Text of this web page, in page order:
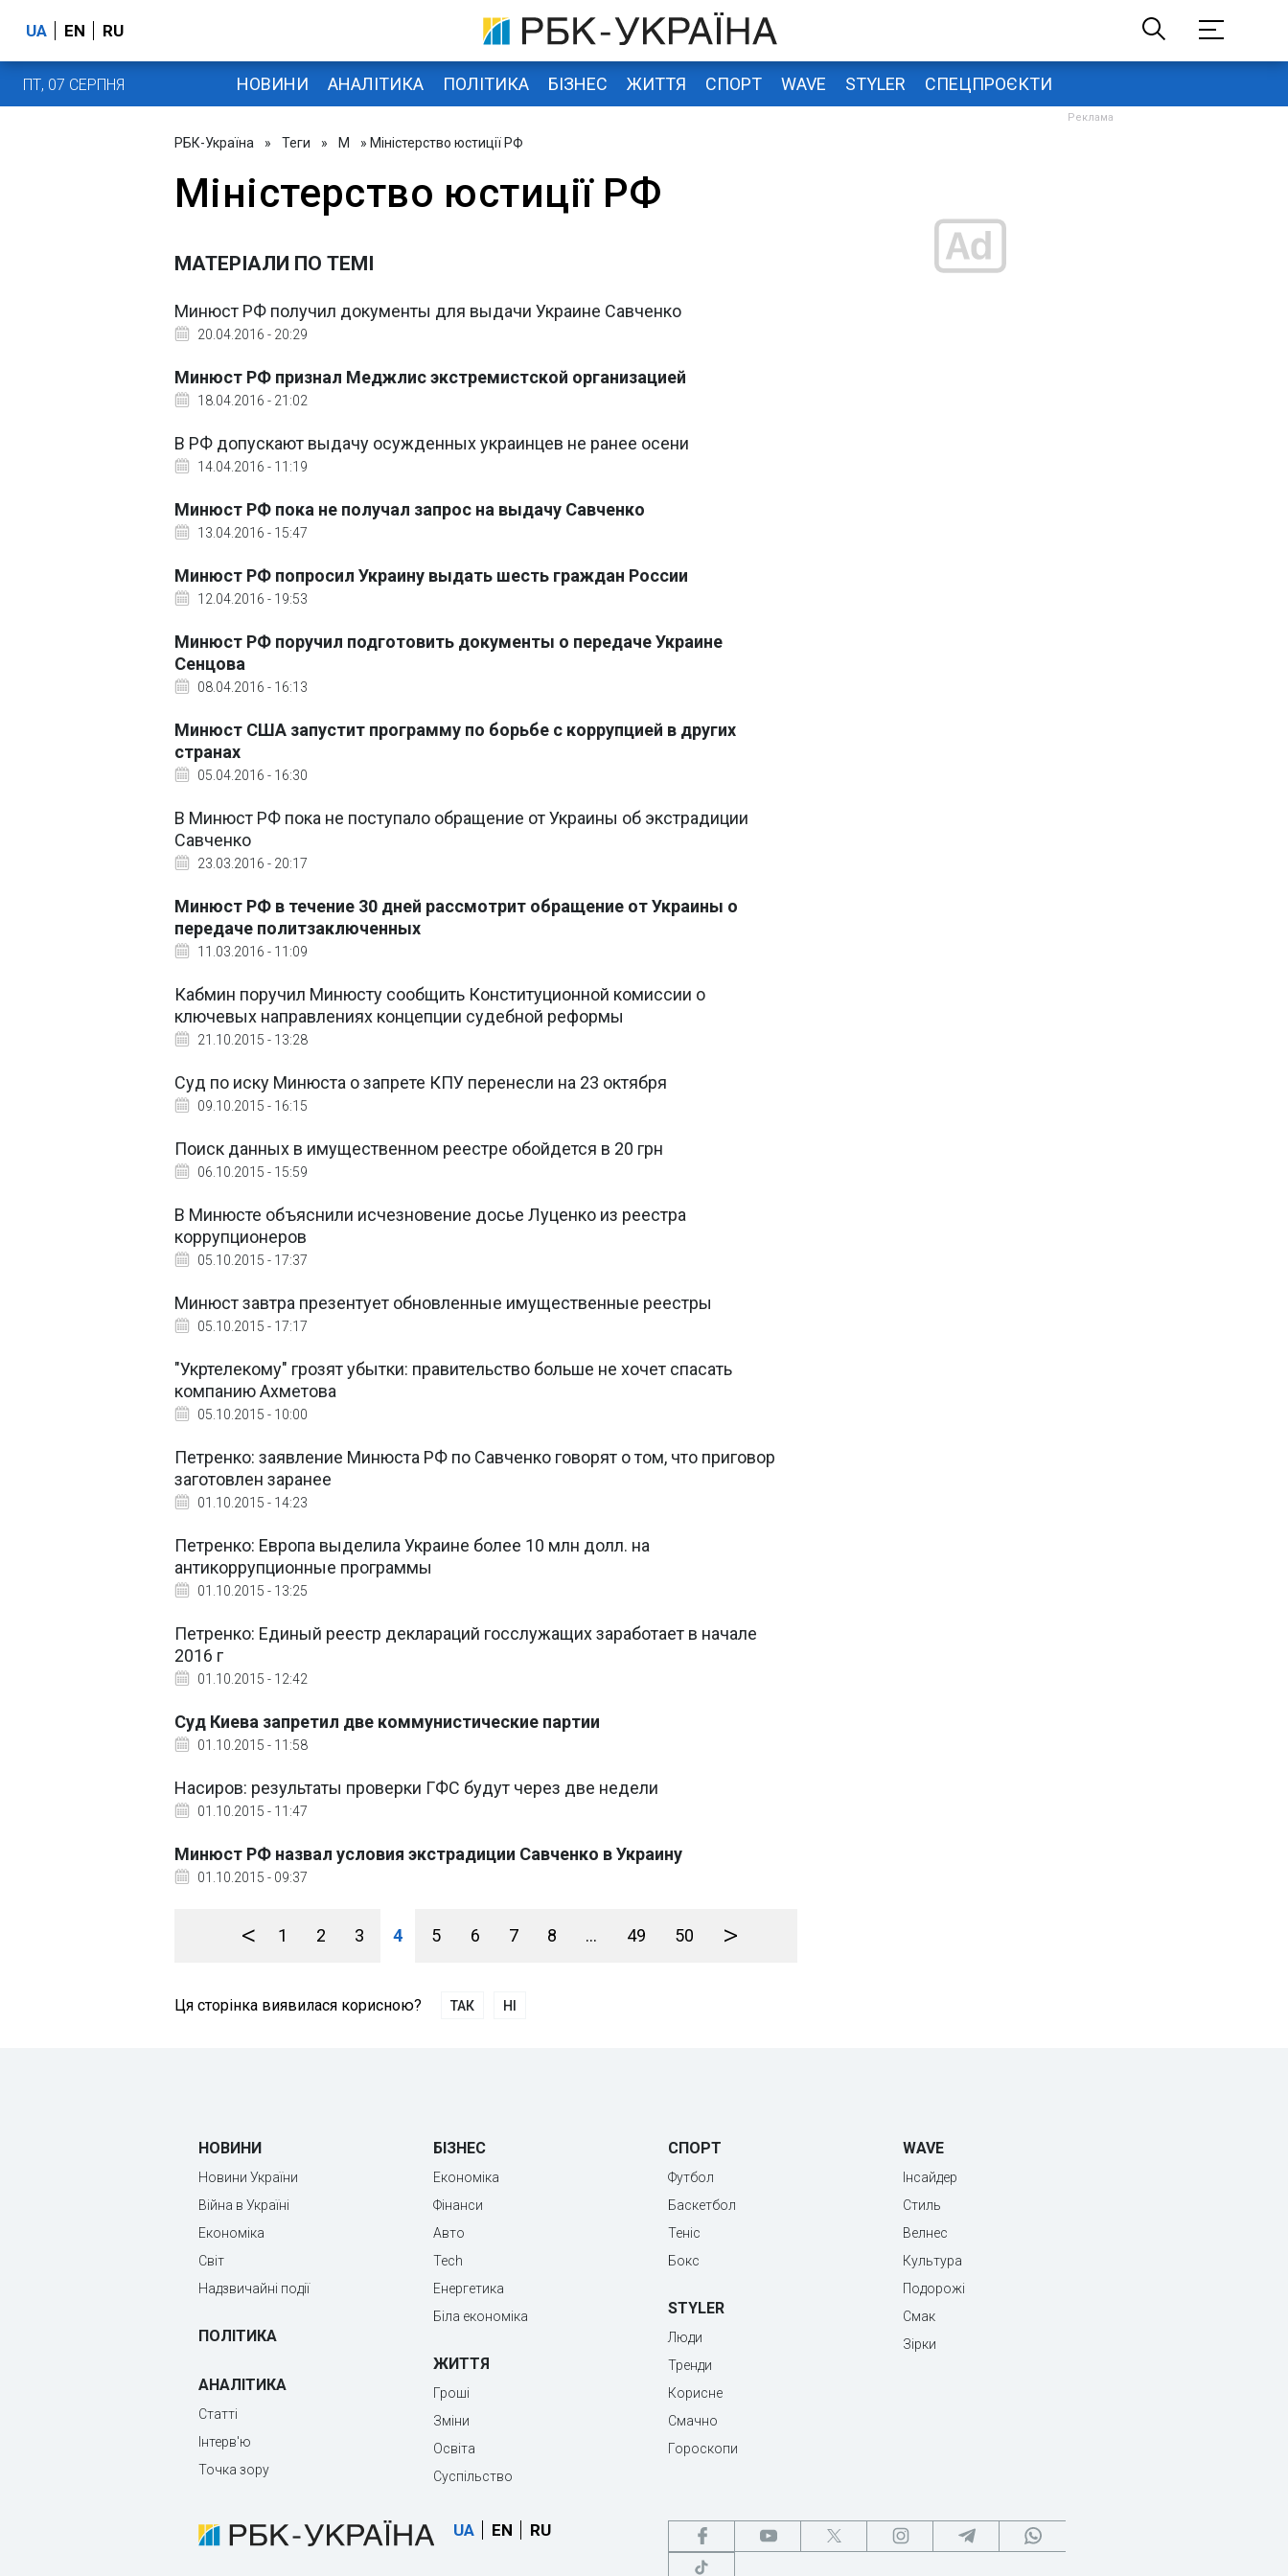
UA EN RU
ПТ, 07 СЕРПНЯ НОВИНИ АНАЛІТИКА ПОЛІТИКА БІЗНЕС ЖИТТЯ СПОРТ WAVE STYLER СПЕЦПРОЄКТИ
РБК-Україна » Теги » М » Міністерство юстиції РФ
Міністерство юстиції РФ
МАТЕРІАЛИ ПО ТЕМІ
Минюст РФ получил документы для выдачи Украине Савченко
20.04.2016 - 20:29
Минюст РФ признал Меджлис экстремистcкой организацией
18.04.2016 - 21:02
В РФ допускают выдачу осужденных украинцев не ранее осени
14.04.2016 - 11:19
Минюст РФ пока не получал запрос на выдачу Савченко
13.04.2016 - 15:47
Минюст РФ попросил Украину выдать шесть граждан России
12.04.2016 - 19:53
Минюст РФ поручил подготовить документы о передаче Украине
Сенцова
08.04.2016 - 16:13
Минюст США запустит программу по борьбе с коррупцией в других
странах
05.04.2016 - 16:30
В Минюст РФ пока не поступало обращение от Украины об экстрадиции
Савченко
23.03.2016 - 20:17
Минюст РФ в течение 30 дней рассмотрит обращение от Украины о
передаче политзаключенных
11.03.2016 - 11:09
Кабмин поручил Минюсту сообщить Конституционной комиссии о
ключевых направлениях концепции судебной реформы
21.10.2015 - 13:28
Суд по иску Минюста о запрете КПУ перенесли на 23 октября
09.10.2015 - 16:15
Поиск данных в имущественном реестре обойдется в 20 грн
06.10.2015 - 15:59
В Минюсте объяснили исчезновение досье Луценко из реестра
коррупционеров
05.10.2015 - 17:37
Минюст завтра презентует обновленные имущественные реестры
05.10.2015 - 17:17
"Укртелекому" грозят убытки: правительство больше не хочет спасать
компанию Ахметова
05.10.2015 - 10:00
Петренко: заявление Минюста РФ по Савченко говорят о том, что приговор
заготовлен заранее
01.10.2015 - 14:23
Петренко: Европа выделила Украине более 10 млн долл. на
антикоррупционные программы
01.10.2015 - 13:25
Петренко: Единый реестр деклараций госслужащих заработает в начале
2016 г
01.10.2015 - 12:42
Суд Киева запретил две коммунистические партии
01.10.2015 - 11:58
Насиров: результаты проверки ГФС будут через две недели
01.10.2015 - 11:47
Минюст РФ назвал условия экстрадиции Савченко в Украину
01.10.2015 - 09:37
< 1 2 3 4 5 6 7 8 ... 49 50 >
Ця сторінка виявилася корисною? ТАК НІ
НОВИНИ
Новини України
Війна в Україні
Економіка
Світ
Надзвичайні події
ПОЛІТИКА
АНАЛІТИКА
Статті
Інтерв'ю
Точка зору
БІЗНЕС
Економіка
Фінанси
Авто
Tech
Енергетика
Біла економіка
ЖИТТЯ
Гроші
Зміни
Освіта
Суспільство
СПОРТ
Футбол
Баскетбол
Теніс
Бокс
STYLER
Люди
Тренди
Корисне
Смачно
Гороскопи
WAVE
Інсайдер
Стиль
Велнес
Культура
Подорожі
Смак
Зірки
UA EN RU